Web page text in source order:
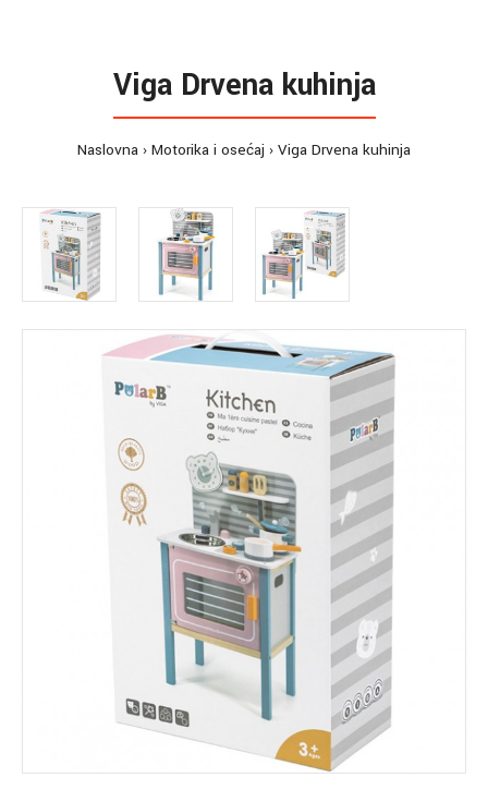
Viga Drvena kuhinja
Naslovna Motorika i osećaj Viga Drvena kuhinja